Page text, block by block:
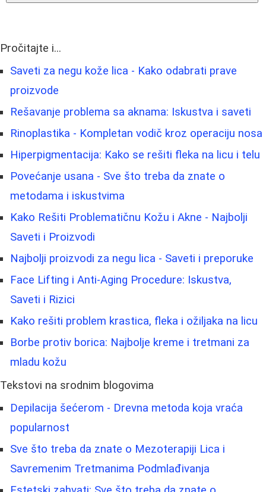
Pročitajte i...
Saveti za negu kože lica - Kako odabrati prave
proizvode
Rešavanje problema sa aknama: Iskustva i saveti
Rinoplastika - Kompletan vodič kroz operaciju nosa
Hiperpigmentacija: Kako se rešiti fleka na licu i telu
Povećanje usana - Sve što treba da znate o
metodama i iskustvima
Kako Rešiti Problematičnu Kožu i Akne - Najbolji
Saveti i Proizvodi
Najbolji proizvodi za negu lica - Saveti i preporuke
Face Lifting i Anti-Aging Procedure: Iskustva,
Saveti i Rizici
Kako rešiti problem krastica, fleka i ožiljaka na licu
Borbe protiv borica: Najbolje kreme i tretmani za
mladu kožu
Tekstovi na srodnim blogovima
Depilacija šećerom - Drevna metoda koja vraća
popularnost
Sve što treba da znate o Mezoterapiji Lica i
Savremenim Tretmanima Podmlađivanja